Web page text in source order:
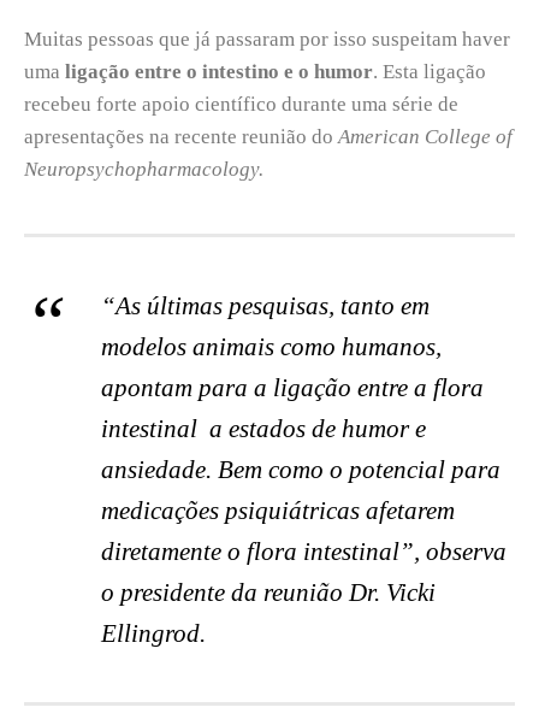
Muitas pessoas que já passaram por isso suspeitam haver
uma ligação entre o intestino e o humor. Esta ligação
recebeu forte apoio científico durante uma série de
apresentações na recente reunião doAmerican College of
Neuropsychopharmacology.
“As últimas pesquisas, tanto em
modelos animais como humanos,
apontam para a ligação entre a flora
intestinal a estados de humor e
ansiedade. Bem como o potencial para
medicações psiquiátricas afetarem
diretamente o flora intestinal”, observa
o presidente da reunião Dr. Vicki
Ellingrod.